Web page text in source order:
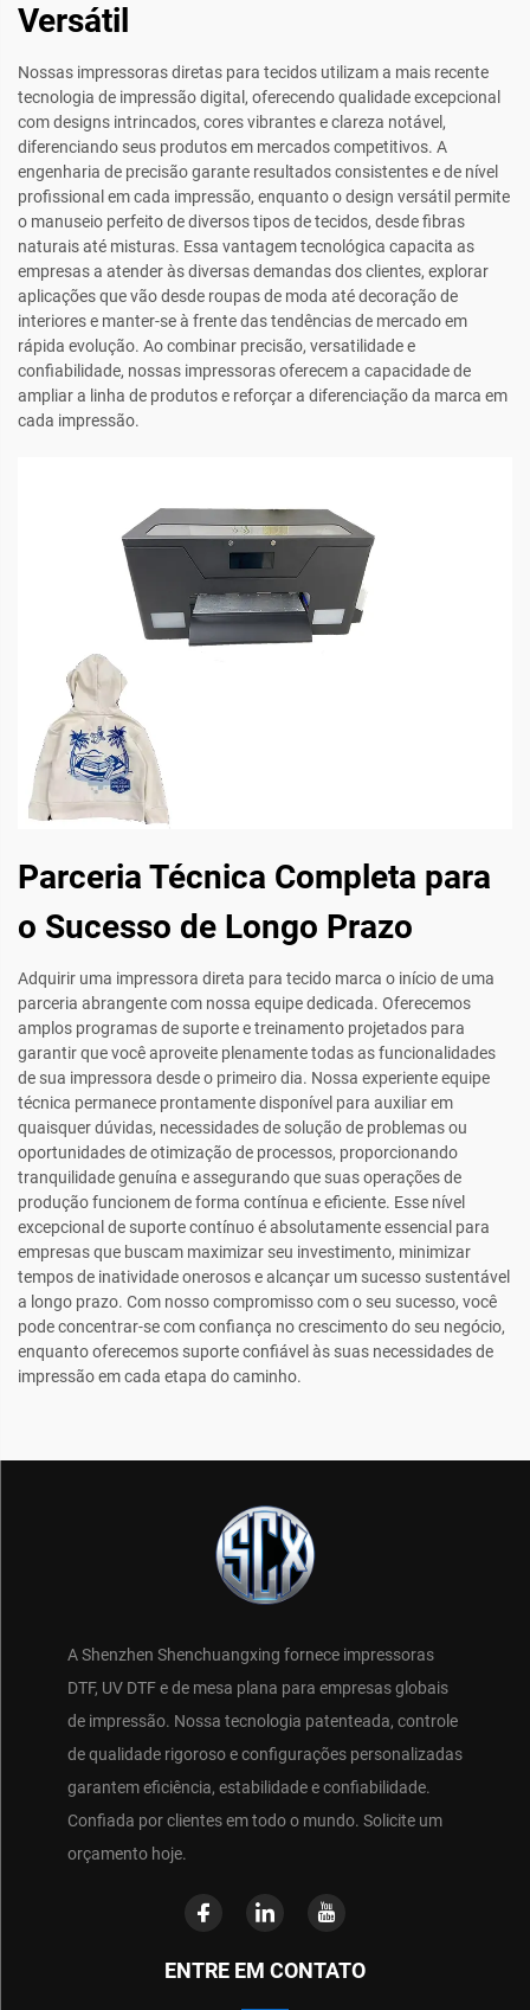
Versátil
Nossas impressoras diretas para tecidos utilizam a mais recente
tecnologia de impressão digital, oferecendo qualidade excepcional
com designs intrincados, cores vibrantes e clareza notável,
diferenciando seus produtos em mercados competitivos. A
engenharia de precisão garante resultados consistentes e de nível
profissional em cada impressão, enquanto o design versátil permite
o manuseio perfeito de diversos tipos de tecidos, desde fibras
naturais até misturas. Essa vantagem tecnológica capacita as
empresas a atender às diversas demandas dos clientes, explorar
aplicações que vão desde roupas de moda até decoração de
interiores e manter-se à frente das tendências de mercado em
rápida evolução. Ao combinar precisão, versatilidade e
confiabilidade, nossas impressoras oferecem a capacidade de
ampliar a linha de produtos e reforçar a diferenciação da marca em
cada impressão.
Parceria Técnica Completa para
o Sucesso de Longo Prazo
Adquirir uma impressora direta para tecido marca o início de uma
parceria abrangente com nossa equipe dedicada. Oferecemos
amplos programas de suporte e treinamento projetados para
garantir que você aproveite plenamente todas as funcionalidades
de sua impressora desde o primeiro dia. Nossa experiente equipe
técnica permanece prontamente disponível para auxiliar em
quaisquer dúvidas, necessidades de solução de problemas ou
oportunidades de otimização de processos, proporcionando
tranquilidade genuína e assegurando que suas operações de
produção funcionem de forma contínua e eficiente. Esse nível
excepcional de suporte contínuo é absolutamente essencial para
empresas que buscam maximizar seu investimento, minimizar
tempos de inatividade onerosos e alcançar um sucesso sustentável
a longo prazo. Com nosso compromisso com o seu sucesso, você
pode concentrar-se com confiança no crescimento do seu negócio,
enquanto oferecemos suporte confiável às suas necessidades de
impressão em cada etapa do caminho.
A Shenzhen Shenchuangxing fornece impressoras
DTF, UV DTF e de mesa plana para empresas globais
de impressão. Nossa tecnologia patenteada, controle
de qualidade rigoroso e configurações personalizadas
garantem eficiência, estabilidade e confiabilidade.
Confiada por clientes em todo o mundo. Solicite um
orçamento hoje.
ENTRE EM CONTATO